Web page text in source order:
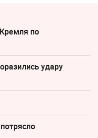
по
удару